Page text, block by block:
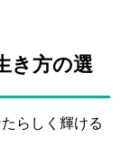
き方の選
らしく輝ける